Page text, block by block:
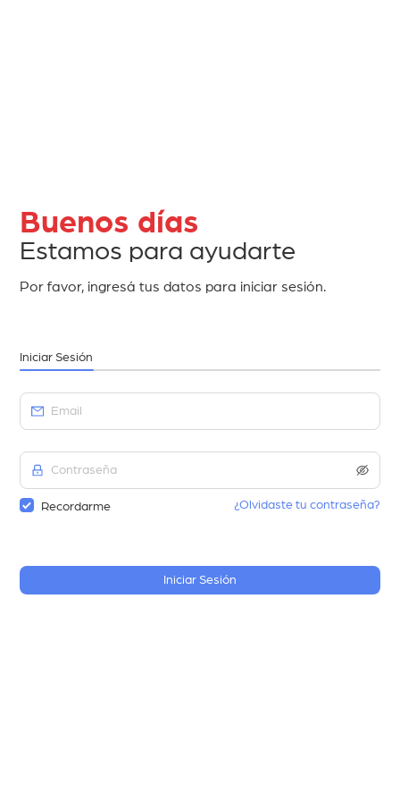
Buenos días
Estamos para ayudarte
Por favor, ingresá tus datos para iniciar sesión.
Iniciar Sesión
Recordarme ¿Olvidaste tu contraseña?
Iniciar Sesión